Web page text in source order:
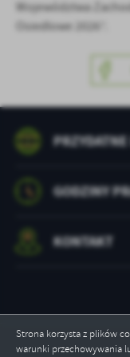
Strona korzysta z plików
warunki przechowywania
Województwa
Osiedlowe 2026”.
GODZINY
KONTAKT